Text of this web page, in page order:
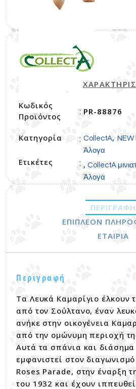
Κωδικός
Προϊόντος
: PR-88876
Κατηγορία : CollectA, NEW
Άλογα
Ετικέτες : , CollectA
Άλογα
ΠΕΡΙΓΡΑΦΉ
ΕΠΙΠΛΈΟΝ
ΕΤΑΙΡΊΑ
Περιγραφή
Τα Λευκά Καμαρίγιο έλκουν
από τον Σούλτανο, έναν
ανήκε στην οικογένεια
από την ομώνυμη περιοχή
Αυτά τα σπάνια και
εμφανιστεί στον
Roses Parade, στην έναρξη
του 1932 και έχουν